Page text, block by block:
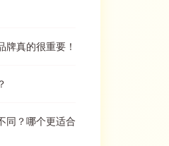
牌真的很重要！
同？哪个更适合